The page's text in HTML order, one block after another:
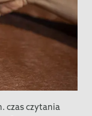
czas czytania